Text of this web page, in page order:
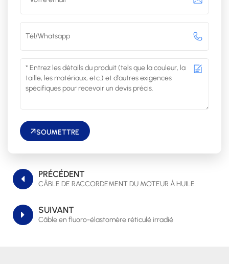
SOUMETTRE
PRÉCÉDENT
CÂBLE DE RACCORDEMENT DU MOTEUR À HUILE
SUIVANT
Câble en fluoro-élastomère réticulé irradié